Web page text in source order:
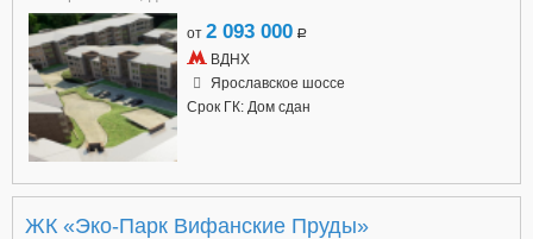
от 2 093 000 a
ВДНХ
Ярославское шоссе
Срок ГК: Дом сдан
ЖК «Эко-Парк Вифанские Пруды»